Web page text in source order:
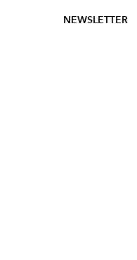
NEWSLETTER